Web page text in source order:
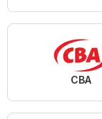
CBA